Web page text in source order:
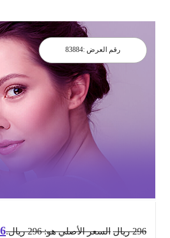
رقم العرض : 83884
ريال السعر الأصلي هو: 296 ريال. 196